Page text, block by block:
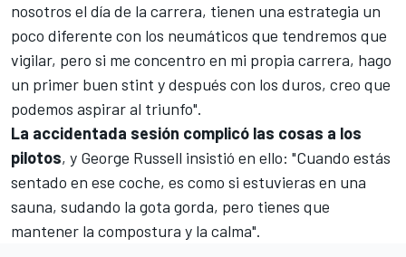
nosotros el día de la carrera, tienen una estrategia un
poco diferente con los neumáticos que tendremos que
vigilar, pero si me concentro en mi propia carrera, hago
un primer buen stint y después con los duros, creo que
podemos aspirar al triunfo".
La accidentada sesión complicó las cosas a los
pilotos, y George Russell insistió en ello: "Cuando estás
sentado en ese coche, es como si estuvieras en una
sauna, sudando la gota gorda, pero tienes que
mantener la compostura y la calma".